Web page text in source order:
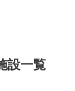
設一覧